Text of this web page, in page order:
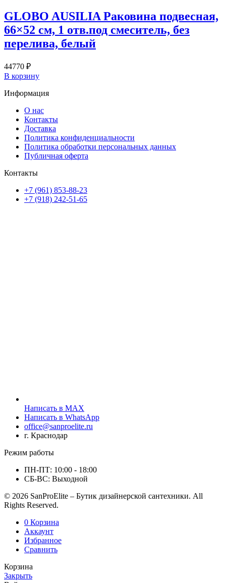
GLOBO AUSILIA Раковина подвесная,
66×52 см, 1 отв.под смеситель, без
перелива, белый
44770 ₽
В корзину
Информация
О нас
Контакты
Доставка
Политика конфиденциальности
Политика обработки персональных данных
Публичная оферта
Контакты
+7 (961) 853-88-23
+7 (918) 242-51-65
Написать в MAX
Написать в WhatsApp
office@sanproelite.ru
г. Краснодар
Режим работы
ПН-ПТ: 10:00 - 18:00
СБ-ВС: Выходной
© 2026 SanProElite – Бутик дизайнерской сантехники. All
Rights Reserved.
0 Корзина
Аккаунт
Избранное
Сравнить
Корзина
Закрыть